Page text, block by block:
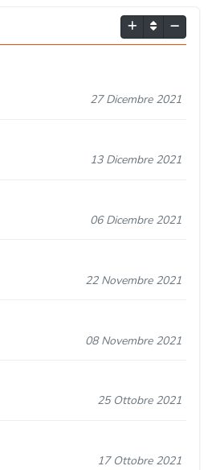
27 Dicembre 2021
13 Dicembre 2021
06 Dicembre 2021
22 Novembre 2021
08 Novembre 2021
25 Ottobre 2021
17 Ottobre 2021